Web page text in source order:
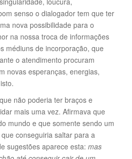
senso o dialogador tem que ter
nova possibilidade para o
na nossa troca de informações
médiuns de incorporação, que
o atendimento procuram
novas esperanças, energias,
não poderia ter braços e
mais uma vez. Afirmava que
mundo e que somente sendo um
conseguiria saltar para a
sugestões aparece esta: mas